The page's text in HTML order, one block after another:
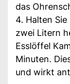
das
4. Halten
zwei Litern
Esslöffel
Minuten.
und wirkt